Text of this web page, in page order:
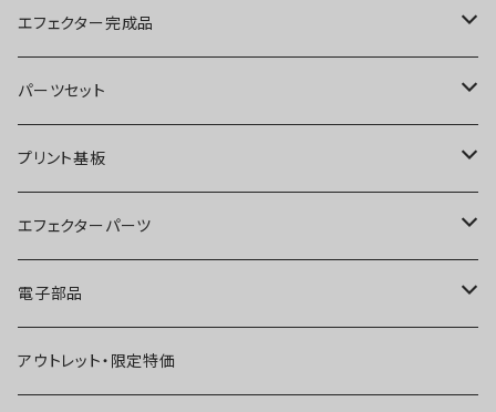
ブースター
オーバードライブ
ディストーション
ファズ
プリアンプ
空間系
エフェクター完成品
ブースター
オーバードライブ
ディストーション
ファズ
空間系
パーツセット
ブースター
オーバードライブ
ディストーション
ファズ
プリント基板
オーバードライブ
ディストーション
ファズ
エフェクターパーツ
スイッチ
ジャック
電子部品
IC
アウトレット・限定特価